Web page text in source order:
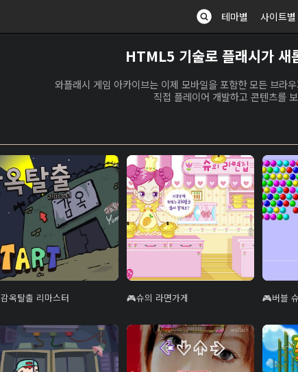
테마별 사이트별
HTML5 기술로 플래시가 새
와플래시 게임 아카이브는 이제 모바일을 포함한 모든 브라
직접 플레이어 개발하고 콘텐츠를
감옥탈출 리마스터 슈의 라면가게 버블